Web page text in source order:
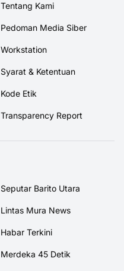
Tentang Kami
Pedoman Media Siber
Workstation
Syarat & Ketentuan
Kode Etik
Transparency Report
Seputar Barito Utara
Lintas Mura News
Habar Terkini
Merdeka 45 Detik